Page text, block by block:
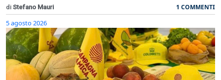
di Stefano Mauri 1 COMMENTI
5 agosto 2026